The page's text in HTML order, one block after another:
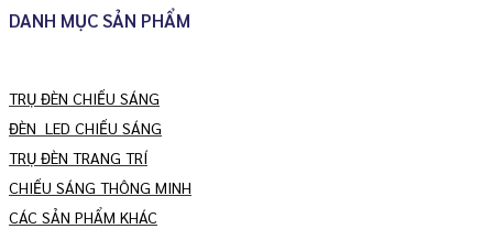
DANH MỤC SẢN PHẨM
TRỤ ĐÈN CHIẾU SÁNG
ĐÈN LED CHIẾU SÁNG
TRỤ ĐÈN TRANG TRÍ
CHIẾU SÁNG THÔNG MINH
CÁC SẢN PHẨM KHÁC